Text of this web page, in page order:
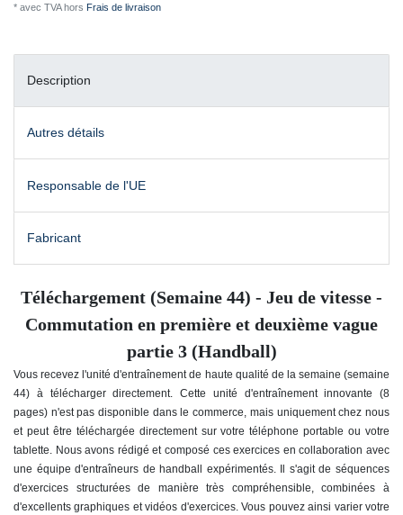
* avec TVA hors Frais de livraison
Description
Autres détails
Responsable de l'UE
Fabricant
Téléchargement (Semaine 44) - Jeu de vitesse -
Commutation en première et deuxième vague
partie 3 (Handball)
Vous recevez l'unité d'entraînement de haute qualité de la semaine (semaine
44) à télécharger directement. Cette unité d'entraînement innovante (8
pages) n'est pas disponible dans le commerce, mais uniquement chez nous
et peut être téléchargée directement sur votre téléphone portable ou votre
tablette. Nous avons rédigé et composé ces exercices en collaboration avec
une équipe d'entraîneurs de handball expérimentés. Il s'agit de séquences
d'exercices structurées de manière très compréhensible, combinées à
d'excellents graphiques et vidéos d'exercices. Vous pouvez ainsi varier votre